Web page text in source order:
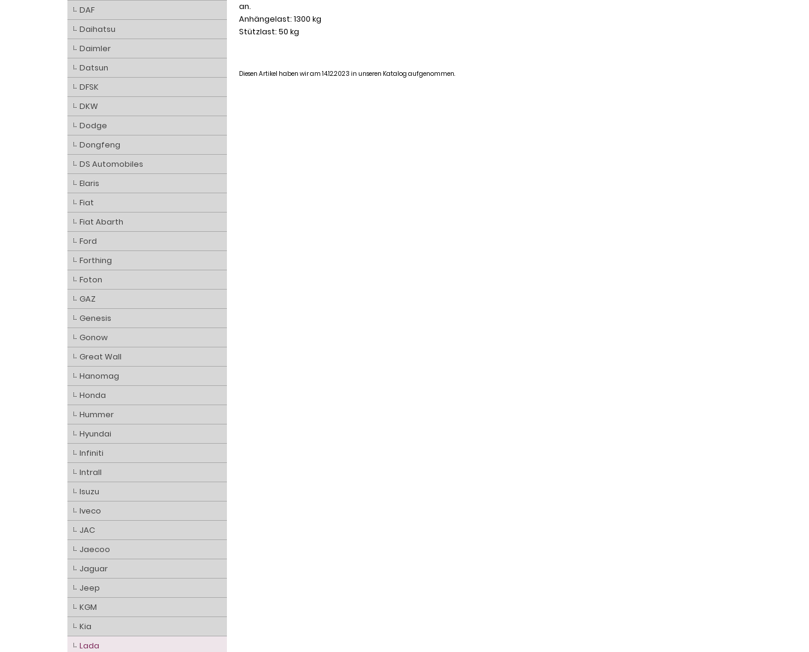
an.
Anhängelast: 1300 kg
Stützlast: 50 kg
Diesen Artikel haben wir am 14.12.2023 in unseren Katalog aufgenommen.
DAF
Daihatsu
Daimler
Datsun
DFSK
DKW
Dodge
Dongfeng
DS Automobiles
Elaris
Fiat
Fiat Abarth
Ford
Forthing
Foton
GAZ
Genesis
Gonow
Great Wall
Hanomag
Honda
Hummer
Hyundai
Infiniti
Intrall
Isuzu
Iveco
JAC
Jaecoo
Jaguar
Jeep
KGM
Kia
Lada